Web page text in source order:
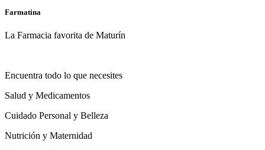
Farmatina
La Farmacia favorita de Maturín
Encuentra todo lo que necesites
Salud y Medicamentos
Cuidado Personal y Belleza
Nutrición y Maternidad